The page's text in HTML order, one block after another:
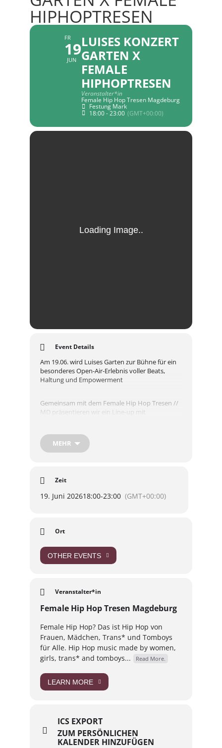
HIPHOPTRESEN
FR
19
JUN
LUISES KONZERT
GARTEN X
FEMALE
HIPHOPTRESEN
Veranstalter*in
Female Hip Hop Tresen Magdeburg
Festung Mark
18:00 - 23:00 (GMT+00:00)
Event Details
Am 19.06. wird Luises Garten zur Bühne für ein
besonderes Open-Air-Erlebnis voller Beats,
Haltung und Empowerment
Gemeinsam mit dem Female Hip Hop Tresen //
MD präsentieren wir ein Line-up mit
ALLE SIND WILLKOMMEN!
Luises Garten, Hohepfortewall 1
ab 18 Uhr
Eintritt auf Spendenbasis
Kreativität und Gemeinschaft unter freiem
Himmel
MEHR
Zeit
19. Juni 202618:00-23:00 (GMT+00:00)
Ort
OTHER EVENTS
Veranstalter*in
Female Hip Hop Tresen Magdeburg
Female Hip Hop? Das ist Hip Hop von
Frauen, Mädchen, Trans* und Tomboys
für Alle. Hip Hop music made by women,
girls, trans* and tomboys...
Read More.
LEARN MORE
ICS EXPORT
ZUM PERSÖNLICHEN
KALENDER HINZUFÜGEN